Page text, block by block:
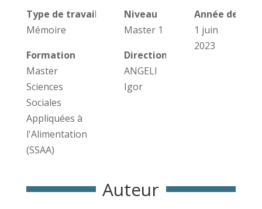
Type de travail universitaire
Mémoire
Formation
Master
Sciences
Sociales
Appliquées à
l'Alimentation
(SSAA)
Niveau
Master 1
Direction des travaux
ANGELI
Igor
Année de
1 juin
2023
Auteur